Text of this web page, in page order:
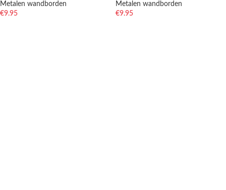
Metalen wandborden
€9.95
Metalen wandborden
€9.95